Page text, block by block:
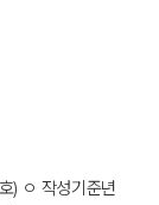
) ㅇ 작성기준년